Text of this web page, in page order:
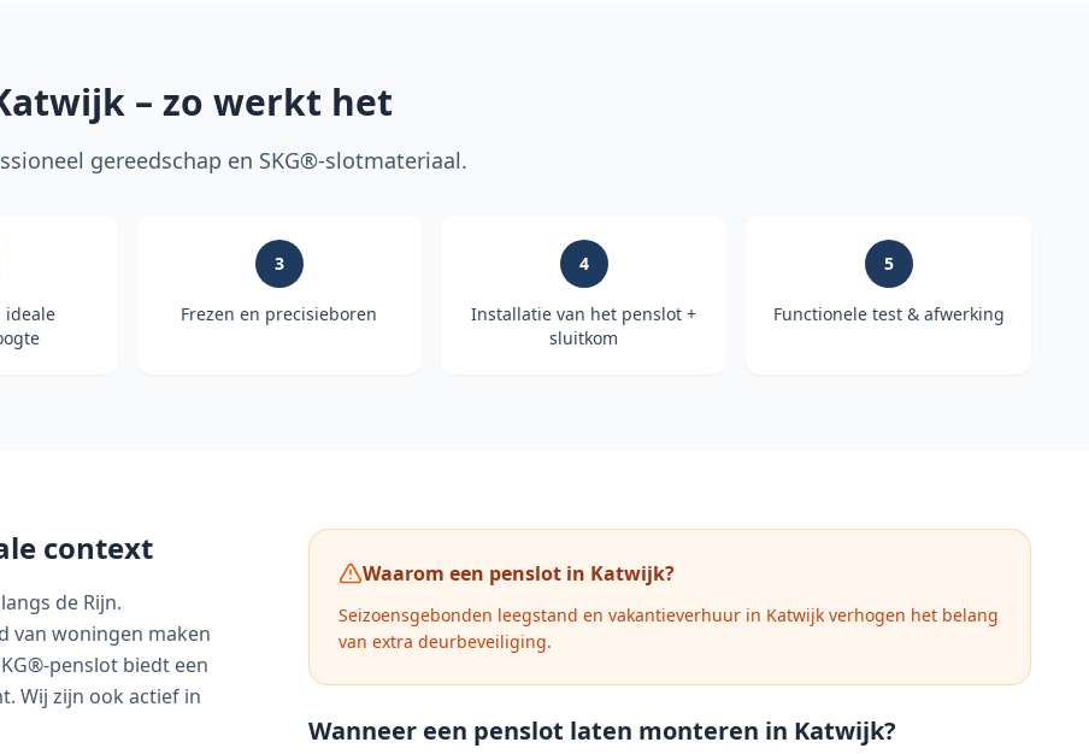
– zo werkt het
gereedschap en SKG®-slotmateriaal.
ideale
3
Frezen en precisieboren
4
Installatie van het penslot +
sluitkom
5
Functionele test & afwerking
context
de Rijn.
van woningen maken
penslot biedt een
Wij zijn ook actief in
Waarom een penslot in Katwijk?
Seizoensgebonden leegstand en vakantieverhuur in Katwijk verhogen het belang
van extra deurbeveiliging.
Wanneer een penslot laten monteren in Katwijk?